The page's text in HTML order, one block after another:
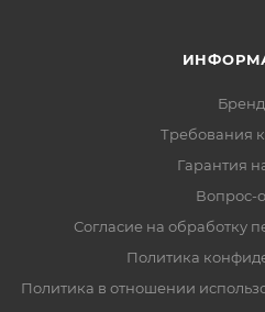
Требования
Гарантия
Вопрос-
Согласие на обработку
Политика
Политика в отношении